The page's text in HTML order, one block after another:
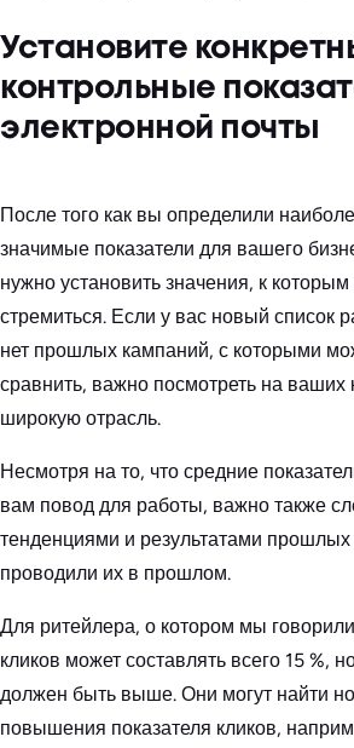
Установите
контрольные
электронной почты
После того как вы определили
значимые показатели для вашего
нужно установить значения, к
стремиться. Если у вас новый список
нет прошлых кампаний, с которыми
сравнить, важно посмотреть на ваших
широкую отрасль.
Несмотря на то, что средние
вам повод для работы, важно также
тенденциями и результатами
проводили их в прошлом.
Для ритейлера, о котором мы
кликов может составлять всего 15 %,
должен быть выше. Они могут найти
повышения показателя кликов,